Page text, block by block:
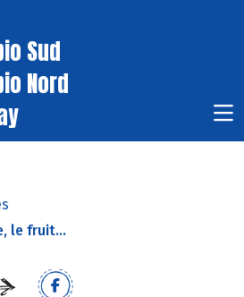
Sud
Nord
le fruit...